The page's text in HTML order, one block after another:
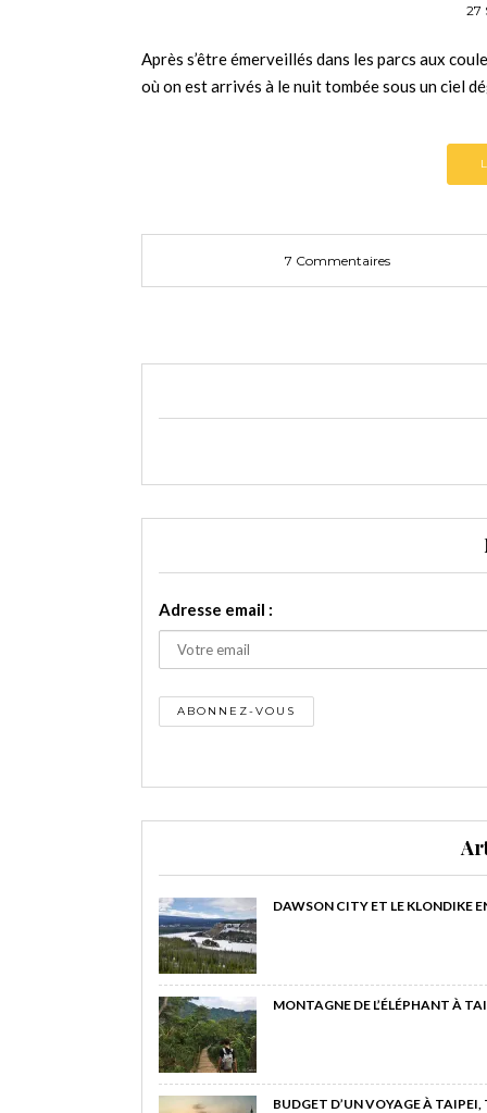
27
Après s’être émerveillés dans les parcs aux
où on est arrivés à le nuit tombée sous un ciel
7 Commentaires
Adresse email :
DAWSON CITY ET LE KLONDIKE
MONTAGNE DE L’ÉLÉPHANT À
BUDGET D’UN VOYAGE À